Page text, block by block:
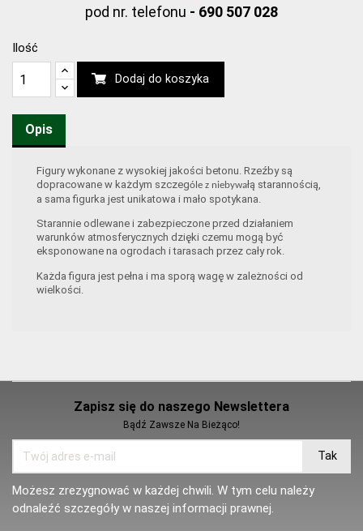
pod nr. telefonu - 690 507 028
Ilość
Dodaj do koszyka
Opis
Figury wykonane z wysokiej jakości betonu. Rzeźby są
dopracowane w każdym szczególe z niebywałą starannością,
a sama figurka jest unikatowa i mało spotykana.
Starannie odlewane i zabezpieczone przed działaniem
warunków atmosferycznych dzięki czemu mogą być
eksponowane na ogrodach i tarasach przez cały rok.
Każda figura jest pełna i ma sporą wagę w zależności od
wielkości.
Zapisz się do naszego Newslettera
Bądź Zawsze Na Bieżąco!
Możesz zrezygnować w każdej chwili. W tym celu należy
odnaleźć szczegóły w naszej informacji prawnej.